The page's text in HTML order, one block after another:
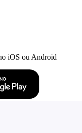
iOS ou Android